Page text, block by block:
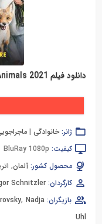
دانلود فیلم School of Magical Animals 2021
ژانر: خانوادگی |
کیفیت: BluRay 1080p
محصول کشور: آلمان,
کارگردان: Schnitzler
بازیگران:
, Nadja
Uhl